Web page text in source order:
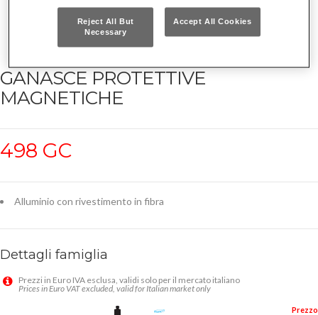
GANASCE PROTETTIVE
MAGNETICHE
498 GC
Alluminio con rivestimento in fibra
Dettagli famiglia
Prezzi in Euro IVA esclusa, validi solo per il mercato italiano
Prices in Euro VAT excluded, valid for Italian market only
Prezzo
Reject All But
Necessary
Accept All Cookies